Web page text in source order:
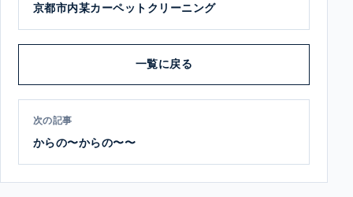
京都市内某カーペットクリーニング
一覧に戻る
次の記事
からの〜からの〜〜